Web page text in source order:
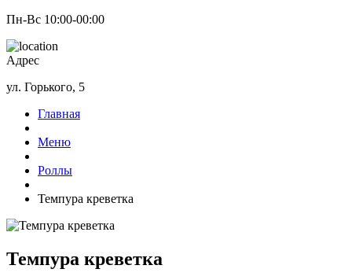
Пн-Вс 10:00-00:00
Адрес
ул. Горького, 5
Главная
Меню
Роллы
Темпура креветка
Темпура креветка